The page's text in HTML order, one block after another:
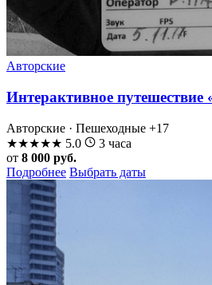
Авторские
Интерактивное
Авторские · Пешеходные +17
★★★★★ 5.0
3 часа
от 8 000 руб.
Подробнее Выбрать даты